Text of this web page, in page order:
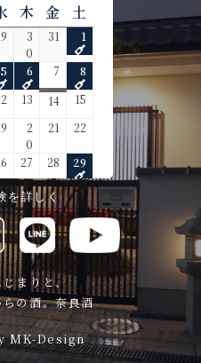
を詳しく
じまりと、
らの酒。奈良酒
MK-Design